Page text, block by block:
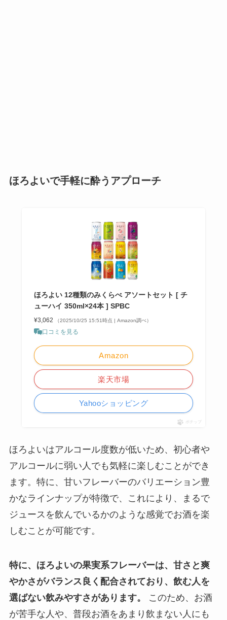
ほろよいで手軽に酔うアプローチ
ほろよい 12種類のみくらべ アソートセット [ チ
ューハイ 350ml×24本 ] SPBC
¥3,062 （2025/10/25 15:51時点 | Amazon調べ）
口コミを見る
Amazon
楽天市場
Yahooショッピング
ポチップ
ほろよいはアルコール度数が低いため、初心者や
アルコールに弱い人でも気軽に楽しむことができ
ます。特に、甘いフレーバーのバリエーション豊
かなラインナップが特徴で、これにより、まるで
ジュースを飲んでいるかのような感覚でお酒を楽
しむことが可能です。
特に、ほろよいの果実系フレーバーは、甘さと爽
やかさがバランス良く配合されており、飲む人を
選ばない飲みやすさがあります。
このため、お酒
が苦手な人や、普段お酒をあまり飲まない人にも